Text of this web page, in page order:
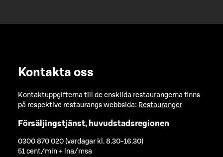
Kontakta oss
Kontaktuppgifterna till de enskilda restaurangerna finns
på respektive restaurangs webbsida: Restauranger
Försäljingstjänst, huvudstadsregionen
0300 870 020 (vardagar kl. 8.30-16.30)
51 cent/min + lna/msa